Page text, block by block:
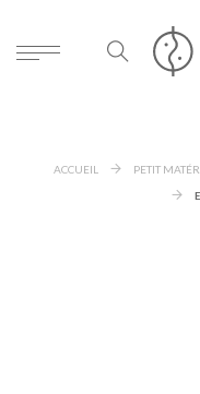
ACCUEIL PETIT